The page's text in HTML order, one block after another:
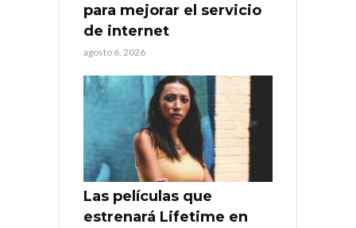
para mejorar el servicio
de internet
agosto 6, 2026
Las películas que
estrenará Lifetime en